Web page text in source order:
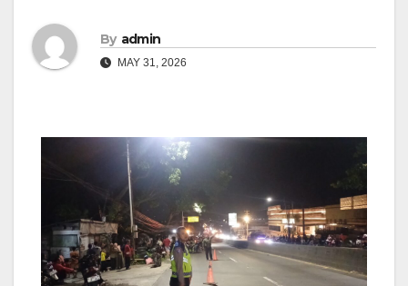
By admin
MAY 31, 2026